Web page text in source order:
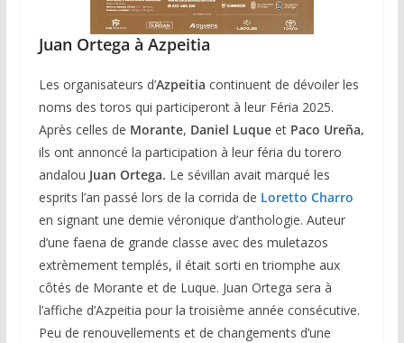
Juan Ortega à Azpeitia
Les organisateurs d’Azpeitia continuent de dévoiler les
noms des toros qui participeront à leur Féria 2025.
Après celles de Morante, Daniel Luque et Paco Ureña,
ils ont annoncé la participation à leur féria du torero
andalou Juan Ortega. Le sévillan avait marqué les
esprits l’an passé lors de la corrida de Loretto Charro
en signant une demie véronique d’anthologie. Auteur
d’une faena de grande classe avec des muletazos
extrèmement templés, il était sorti en triomphe aux
côtés de Morante et de Luque. Juan Ortega sera à
l’affiche d’Azpeitia pour la troisième année consécutive.
Peu de renouvellements et de changements d’une